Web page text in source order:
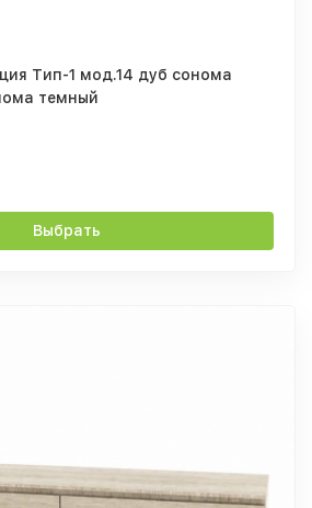
Тип-1 мод.14 дуб сонома
темный
Выбрать